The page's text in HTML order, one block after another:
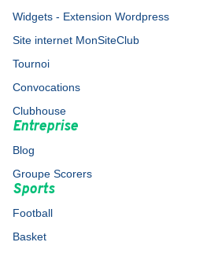
Widgets - Extension Wordpress
Site internet MonSiteClub
Tournoi
Convocations
Clubhouse
Entreprise
Blog
Groupe Scorers
Sports
Football
Basket